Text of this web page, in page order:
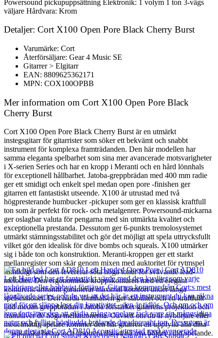
Powersound pickupuppsättning Elektronik: 1 volym 1 ton 3-vägs
väljare Hårdvara: Krom
Detaljer: Cort X100 Open Pore Black Cherry Burst
Varumärke: Cort
Återförsäljare: Gear 4 Music SE
Gitarrer > Elgitarr
EAN: 8809625362171
MPN: COX100OPBB
Mer information om Cort X100 Open Pore Black
Cherry Burst
Cort X100 Open Pore Black Cherry Burst är en utmärkt
instegsgitarr för gitarrister som söker ett bekvämt och snabbt
instrument för komplexa framträdanden. Den här modellen har
samma eleganta spelbarhet som sina mer avancerade motsvarigheter
i X-serien Series och har en kropp i Meranti och en hård lönnhals
för exceptionell hållbarhet. Jatoba-greppbrädan med 400 mm radie
ger ett smidigt och enkelt spel medan open pore -finishen ger
gitarren ett fantastiskt utseende. X100 är utrustad med två
högpresterande humbucker -pickuper som ger en klassisk kraftfull
ton som är perfekt för rock- och metalgenrer. Powersound-mickarna
ger oslagbar valuta för pengarna med sin utmärkta kvalitet och
exceptionella prestanda. Dessutom ger 6-punkts tremolosystemet
utmärkt stämningsstabilitet och gör det möjligt att spela uttrycksfullt
vilket gör den idealisk för dive bombs och squeals. X100 utmärker
sig i både ton och konstruktion. Meranti-kroppen ger ett starkt
mellanregister som skär genom mixen med auktoritet för rytmspel
samtidigt som den levererar söta höga toner för svävande lead-
melodier. Den ergonomiska kroppskonturen med ett elegant
konturerat armsnitt garanterar maximal komfort under långa
spelsessioner. Den hårda lönnhalsen ger stabilitet och ett kraftfullt
ljud medan greppbrädan i Jatoba förstärker gitarrens projektion och
framhäver de höga mellantonerna. Oavsett om du är nybörjare eller
medelmåttig spelare kommer den här gitarren att uppfylla alla dina
musikaliska behov och inspirera dig att nå nya höjder i ditt spelande.